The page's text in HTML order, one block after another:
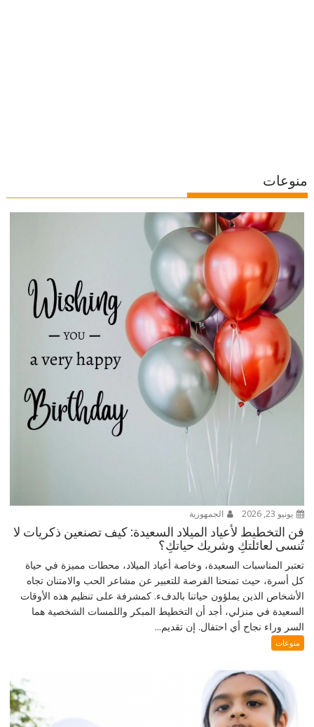
منوعات
يونيو 23, 2026 الجمهورية
فن التخطيط لأعياد الميلاد السعيدة: كيف تصنعين ذكريات لا
تُنسى لعائلتكِ وشريك حياتكِ؟
تعتبر المناسبات السعيدة، وخاصة أعياد الميلاد، محطات مميزة في حياة
كل أسرة، حيث تمنحنا الفرصة للتعبير عن مشاعر الحب والامتنان تجاه
الأشخاص الذين يملؤون حياتنا بالدفء. كمشرفة على تنظيم هذه الأوقات
السعيدة في منزلي، أجد أن التخطيط المبكر واللمسات الشخصية هما
السر وراء نجاح أي احتفال. إن تقديم...
منوعات